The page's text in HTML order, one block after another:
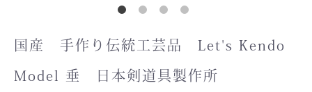
国産 手作り伝統工芸品 Let's Kendo
Model 垂 日本剣道具製作所